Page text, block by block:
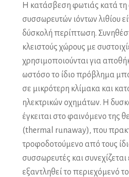
Η κατάσβεση φωτιάς κατά τη
συσσωρευτών ιόντων λιθίου
δύσκολή περίπτωση.
κλειστούς χώρους με
χρησιμοποιούνται για
ωστόσο το ίδιο πρόβλημα
σε μικρότερη κλίμακα και
ηλεκτρικών οχημάτων. Η
έγκειται στο φαινόμενο της
(thermal runaway), που
τροφοδοτούμενο από τους
συσσωρευτές και συνεχίζεται
εξαντληθεί το περιεχόμενό